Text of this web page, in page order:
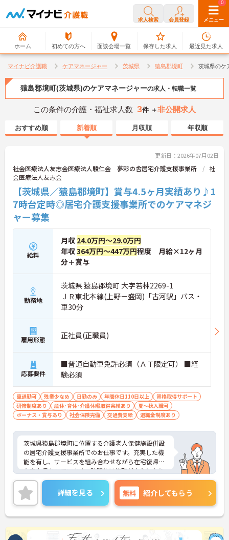
求人検索 会員登録 メニュー
ホーム 初めての方へ 面談会場一覧
0
保存した求人
0
最近見た求人
マイナビ介護職 ケアマネージャー 茨城県 猿島郡境町 茨城県のケ
猿島郡境町(茨城県)のケアマネージャーの求人・転職一覧
この条件の介護・福祉求人数 3件 ＋非公開求人
おすすめ順 新着順 月収順 年収順
更新日：2026年07月02日
社会医療法人友志会医療法人駿仁会 夢彩の舎居宅介護支援事業所
社
会医療法人友志会
【茨城県／猿島郡境町】賞与4.5ヶ月実績あり♪1
7時台定時◎居宅介護支援事業所でのケアマネジ
ャー募集
給料
月収 24.0万円～29.0万円
年収364万円～447万円程度 月給×12ヶ月
分＋賞与
勤務地
茨城県 猿島郡境町 大字若林2269-1
ＪＲ東北本線(上野－盛岡)「古河駅」バス・
車30分
雇用形態 正社員(正職員)
応募要件
■普通自動車免許必須（ＡＴ限定可） ■経
験必須
車通勤可 残業少なめ 日勤のみ 年間休日110日以上
資格取得サポート
研修制度あり
産休･育休･介護休暇取得実績あり
夏～秋入職可
ボーナス・賞与あり
社会保険完備 交通費支給 退職金制度あり
茨城県猿島郡境町に位置する介護老人保健施設併設
の居宅介護支援事業所でのお仕事です。充実した機
能を有し、サービスを組み合わせながら在宅復帰・
在宅支援をしています。訪問先は境町が中心となり
ます。地域に密着したサポートができるのも魅力で
す。賞与4.5ヶ月分の支給実績もあり、モチベーショ
ンにもつながります。17時台定時、残業は月平均10
時間くらいで、プライベートの時間も確保しやすい
です。ご興味のある方には、面接対策ポイントな
ど、さらに詳細をお話ししますのでお気軽にご相談
ください！
詳細を見る 無料 紹介してもらう